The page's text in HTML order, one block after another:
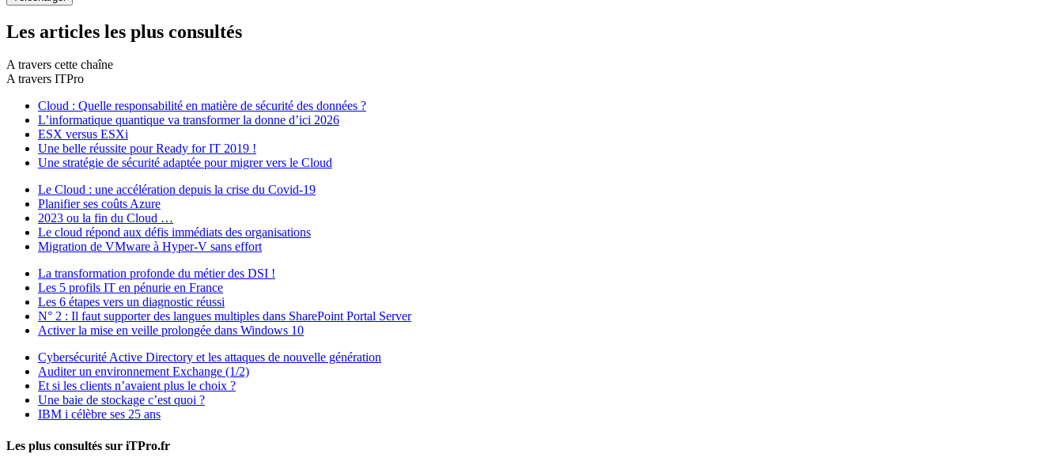
Les articles les plus consultés
A travers cette chaîne
A travers ITPro
Cloud : Quelle responsabilité en matière de sécurité des données ?
L’informatique quantique va transformer la donne d’ici 2026
ESX versus ESXi
Une belle réussite pour Ready for IT 2019 !
Une stratégie de sécurité adaptée pour migrer vers le Cloud
Le Cloud : une accélération depuis la crise du Covid-19
Planifier ses coûts Azure
2023 ou la fin du Cloud …
Le cloud répond aux défis immédiats des organisations
Migration de VMware à Hyper-V sans effort
La transformation profonde du métier des DSI !
Les 5 profils IT en pénurie en France
Les 6 étapes vers un diagnostic réussi
N° 2 : Il faut supporter des langues multiples dans SharePoint Portal Server
Activer la mise en veille prolongée dans Windows 10
Cybersécurité Active Directory et les attaques de nouvelle génération
Auditer un environnement Exchange (1/2)
Et si les clients n’avaient plus le choix ?
Une baie de stockage c’est quoi ?
IBM i célèbre ses 25 ans
Les plus consultés sur iTPro.fr